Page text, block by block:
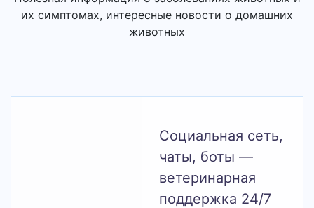
их симптомах, интересные новости о домашних
животных
Социальная сеть,
чаты, боты —
ветеринарная
поддержка 24/7